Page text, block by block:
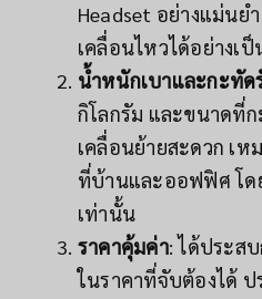
Headset อย่างแม่นย
เคลื่อนไหวได้อย่างเ
น้ำหนักเบาและกะทัด
กิโลกรัม และขนาดที่
เคลื่อนย้ายสะดวก เห
ที่บ้านและออฟฟิศ โด
เท่านั้น
ราคาคุ้มค่า: ได้ประส
ในราคาที่จับต้องได้